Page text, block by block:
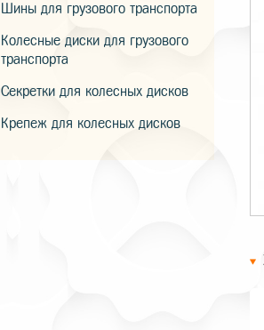
Шины для грузового транспорта
Колесные диски для грузового
транспорта
Секретки для колесных дисков
Крепеж для колесных дисков